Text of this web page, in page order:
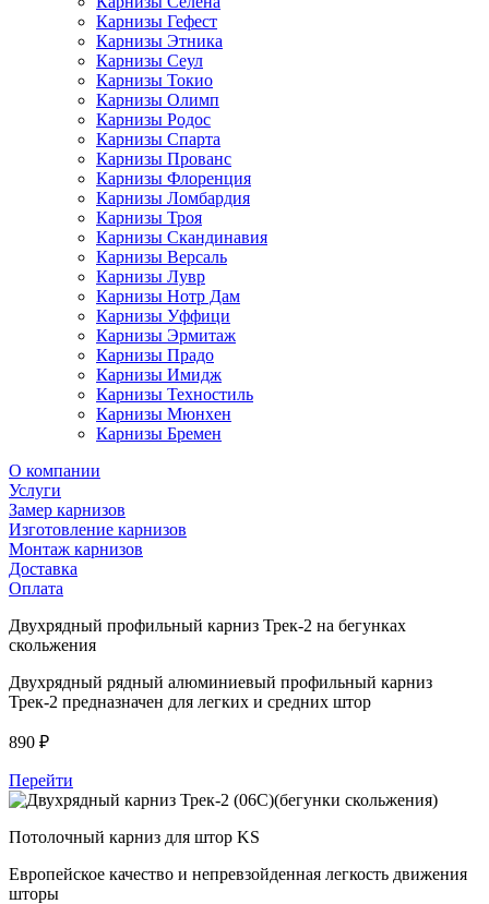
Карнизы Гефест
Карнизы Этника
Карнизы Сеул
Карнизы Токио
Карнизы Олимп
Карнизы Родос
Карнизы Спарта
Карнизы Прованс
Карнизы Флоренция
Карнизы Ломбардия
Карнизы Троя
Карнизы Скандинавия
Карнизы Версаль
Карнизы Лувр
Карнизы Нотр Дам
Карнизы Уффици
Карнизы Эрмитаж
Карнизы Прадо
Карнизы Имидж
Карнизы Техностиль
Карнизы Мюнхен
Карнизы Бремен
О компании
Услуги
Замер карнизов
Изготовление карнизов
Монтаж карнизов
Доставка
Оплата
Двухрядный профильный карниз Трек-2 на бегунках
скольжения
Двухрядный рядный алюминиевый профильный карниз
Трек-2 предназначен для легких и средних штор
890 ₽
Перейти
Потолочный карниз для штор KS
Европейское качество и непревзойденная легкость движения
шторы